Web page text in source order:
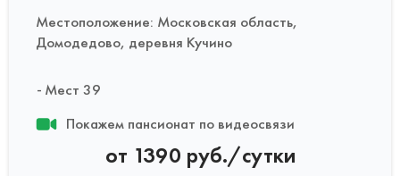
Местоположение: Московская область,
Домодедово, деревня Кучино
Мест 39
Покажем пансионат по видеосвязи
от 1390 руб./сутки